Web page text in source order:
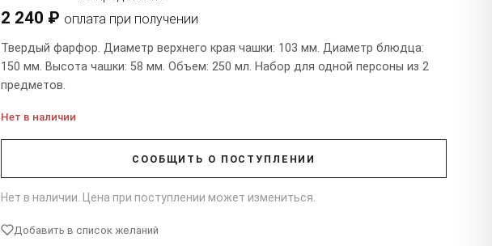
2 240 ₽ оплата при получении
Твердый фарфор. Диаметр верхнего края чашки: 103 мм. Диаметр блюдца:
150 мм. Высота чашки: 58 мм. Объем: 250 мл. Набор для одной персоны из 2
предметов.
Нет в наличии
СООБЩИТЬ О ПОСТУПЛЕНИИ
Нет в наличии. Цена при поступлении может измениться.
Добавить в список желаний